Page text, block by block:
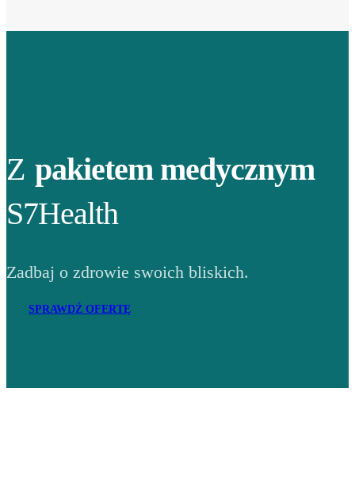
Z pakietem medycznym
S7Health
Zadbaj o zdrowie swoich bliskich.
SPRAWDŹ OFERTĘ